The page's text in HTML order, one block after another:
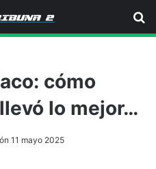
cómo
lo mejor…
11 mayo 2025